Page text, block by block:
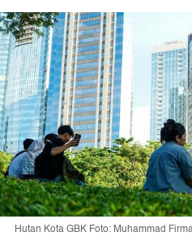
Hutan Kota GBK Foto: Muhammad